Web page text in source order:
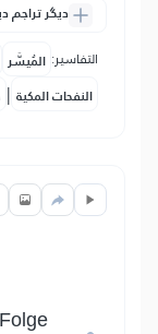
دیگر تراجم
التفاسير: المُيسَّر
النفحات المكية |